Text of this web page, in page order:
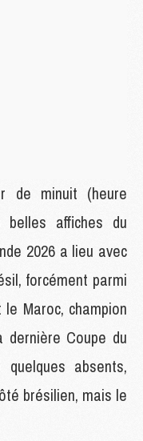
de minuit (heure
affiches du
2026 a lieu avec
forcément parmi
Maroc, champion
Coupe du
absents,
brésilien, mais le